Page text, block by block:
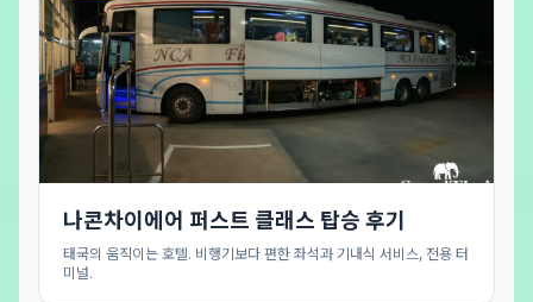
나콘차이에어 퍼스트 클래스 탑승 후기
태국의 움직이는 호텔. 비행기보다 편한 좌석과 기내식 서비스, 전용 터
미널.